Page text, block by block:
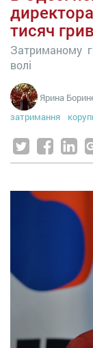
тисяч
Затриманому
волі
Ярина
затримання